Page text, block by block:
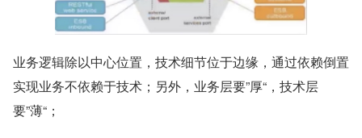
业务逻辑除以中心位置，技术细节位于边缘，通过依赖倒置
实现业务不依赖于技术；另外，业务层要”厚“，技术层
要”薄“；